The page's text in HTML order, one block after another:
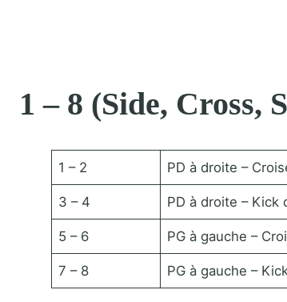
1 – 8 (Side, Cross,
1 – 2 PD à droite –
3 – 4 PD à droite – Kick
5 – 6 PG à gauche –
7 – 8 PG à gauche –